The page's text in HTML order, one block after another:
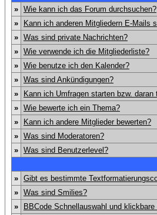
» Wie kann ich das Forum durchsuchen?
»
Kann ich anderen Mitgliedern E-Mails
» Was sind private Nachrichten?
» Wie verwende ich die Mitgliederliste?
» Wie benutze ich den Kalender?
» Was sind Ankündigungen?
»
Kann ich Umfragen starten bzw. daran
» Wie bewerte ich ein Thema?
»
Kann ich andere Mitglieder bewerten?
» Was sind Moderatoren?
» Was sind Benutzerlevel?
» Gibt es bestimmte
» Was sind Smilies?
»
BBCode Schnellauswahl und klickbare